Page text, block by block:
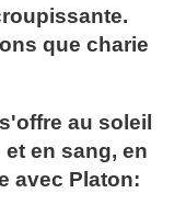
que charie
au soleil
en sang, en
avec Platon: